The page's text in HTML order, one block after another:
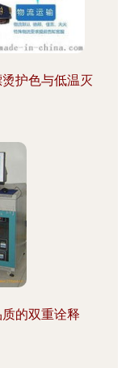
护色与低温灭
的双重诠释